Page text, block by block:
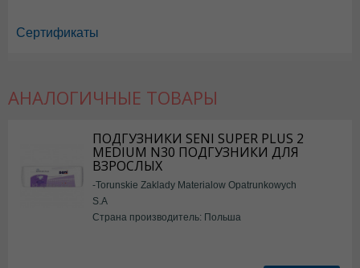
Сертификаты
АНАЛОГИЧНЫЕ ТОВАРЫ
ПОДГУЗНИКИ SENI SUPER PLUS 2
MEDIUM N30 ПОДГУЗНИКИ ДЛЯ
ВЗРОСЛЫХ
-Torunskie Zaklady Materialow Opatrunkowych
S.A
Страна производитель: Польша